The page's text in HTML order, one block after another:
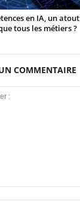
en IA, un atout
tous les métiers ?
COMMENTAIRE